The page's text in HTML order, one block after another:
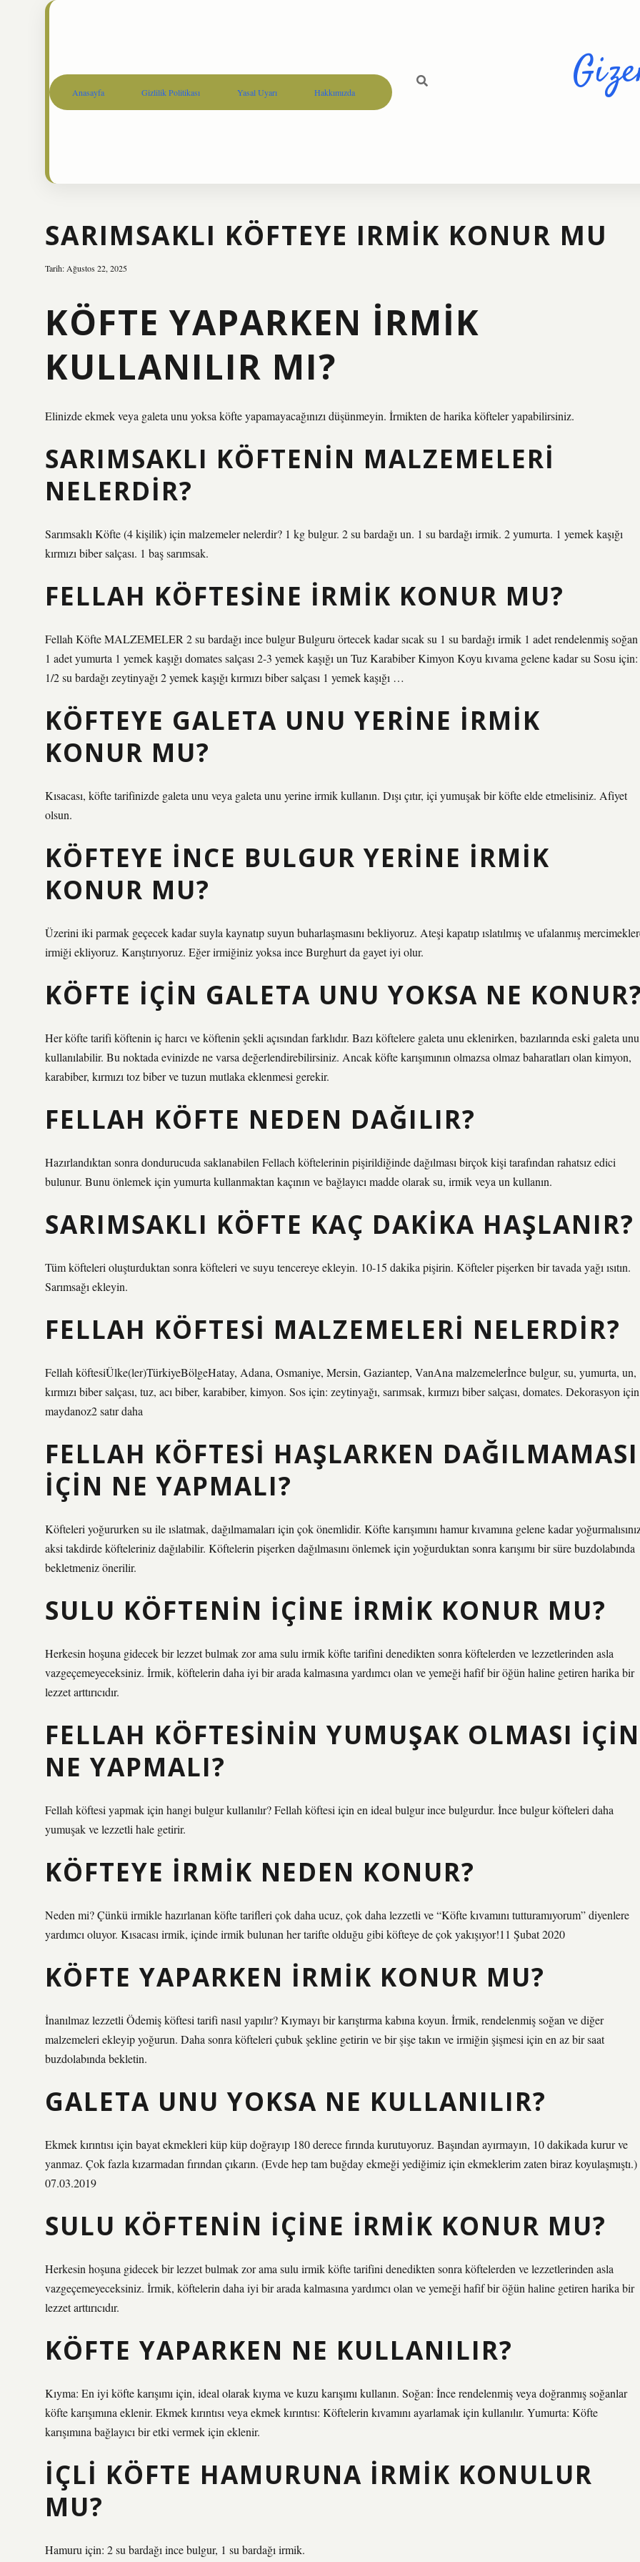
Anasayfa Gizlilik Politikası Yasal Uyarı Hakkımızda
SARIMSAKLI KÖFTEYE IRMIK KONUR MU
Tarih: Ağustos 22, 2025
KÖFTE YAPARKEN IRMIK
KULLANILIR MI?
Elinizde ekmek veya galeta unu yoksa köfte yapamayacağınızı düşünmeyin. İrmikten de harika köfteler yapabilirsiniz.
SARIMSAKLI KÖFTENIN MALZEMELERI
NELERDIR?
Sarımsaklı Köfte (4 kişilik) için malzemeler nelerdir? 1 kg bulgur. 2 su bardağı un. 1 su bardağı irmik. 2 yumurta. 1 yemek kaşığı
kırmızı biber salçası. 1 baş sarımsak.
FELLAH KÖFTESINE IRMIK KONUR MU?
Fellah Köfte MALZEMELER 2 su bardağı ince bulgur Bulguru örtecek kadar sıcak su 1 su bardağı irmik 1 adet rendelenmiş soğan
1 adet yumurta 1 yemek kaşığı domates salçası 2-3 yemek kaşığı un Tuz Karabiber Kimyon Koyu kıvama gelene kadar su Sosu için:
1/2 su bardağı zeytinyağı 2 yemek kaşığı kırmızı biber salçası 1 yemek kaşığı …
KÖFTEYE GALETA UNU YERINE IRMIK
KONUR MU?
Kısacası, köfte tarifinizde galeta unu veya galeta unu yerine irmik kullanın. Dışı çıtır, içi yumuşak bir köfte elde etmelisiniz. Afiyet
olsun.
KÖFTEYE INCE BULGUR YERINE IRMIK
KONUR MU?
Üzerini iki parmak geçecek kadar suyla kaynatıp suyun buharlaşmasını bekliyoruz. Ateşi kapatıp ıslatılmış ve ufalanmış
irmiği ekliyoruz. Karıştırıyoruz. Eğer irmiğiniz yoksa ince Burghurt da gayet iyi olur.
KÖFTE IÇIN GALETA UNU YOKSA NE
Her köfte tarifi köftenin iç harcı ve köftenin şekli açısından farklıdır. Bazı köftelere galeta unu eklenirken, bazılarında eski galeta unu
kullanılabilir. Bu noktada evinizde ne varsa değerlendirebilirsiniz. Ancak köfte karışımının olmazsa olmaz baharatları olan kimyon,
karabiber, kırmızı toz biber ve tuzun mutlaka eklenmesi gerekir.
FELLAH KÖFTE NEDEN DAĞILIR?
Hazırlandıktan sonra dondurucuda saklanabilen Fellach köftelerinin pişirildiğinde dağılması birçok kişi tarafından rahatsız edici
bulunur. Bunu önlemek için yumurta kullanmaktan kaçının ve bağlayıcı madde olarak su, irmik veya un kullanın.
SARIMSAKLI KÖFTE KAÇ DAKIKA HAŞLANIR?
Tüm köfteleri oluşturduktan sonra köfteleri ve suyu tencereye ekleyin. 10-15 dakika pişirin. Köfteler pişerken bir tavada yağı ısıtın.
Sarımsağı ekleyin.
FELLAH KÖFTESI MALZEMELERI NELERDIR?
Fellah köftesiÜlke(ler)TürkiyeBölgeHatay, Adana, Osmaniye, Mersin, Gaziantep, VanAna malzemelerİnce bulgur, su, yumurta, un,
kırmızı biber salçası, tuz, acı biber, karabiber, kimyon. Sos için: zeytinyağı, sarımsak, kırmızı biber salçası, domates. Dekorasyon
maydanoz2 satır daha
FELLAH KÖFTESI HAŞLARKEN DAĞILMAMASI
IÇIN NE YAPMALI?
Köfteleri yoğururken su ile ıslatmak, dağılmamaları için çok önemlidir. Köfte karışımını hamur kıvamına gelene kadar
aksi takdirde köfteleriniz dağılabilir. Köftelerin pişerken dağılmasını önlemek için yoğurduktan sonra karışımı bir süre buzdolabında
bekletmeniz önerilir.
SULU KÖFTENIN IÇINE IRMIK KONUR MU?
Herkesin hoşuna gidecek bir lezzet bulmak zor ama sulu irmik köfte tarifini denedikten sonra köftelerden ve lezzetlerinden asla
vazgeçemeyeceksiniz. İrmik, köftelerin daha iyi bir arada kalmasına yardımcı olan ve yemeği hafif bir öğün haline getiren harika bir
lezzet arttırıcıdır.
FELLAH KÖFTESININ YUMUŞAK OLMASI IÇIN
NE YAPMALI?
Fellah köftesi yapmak için hangi bulgur kullanılır? Fellah köftesi için en ideal bulgur ince bulgurdur. İnce bulgur köfteleri daha
yumuşak ve lezzetli hale getirir.
KÖFTEYE IRMIK NEDEN KONUR?
Neden mi? Çünkü irmikle hazırlanan köfte tarifleri çok daha ucuz, çok daha lezzetli ve “Köfte kıvamını tutturamıyorum” diyenlere
yardımcı oluyor. Kısacası irmik, içinde irmik bulunan her tarifte olduğu gibi köfteye de çok yakışıyor!11 Şubat 2020
KÖFTE YAPARKEN IRMIK KONUR MU?
İnanılmaz lezzetli Ödemiş köftesi tarifi nasıl yapılır? Kıymayı bir karıştırma kabına koyun. İrmik, rendelenmiş soğan ve diğer
malzemeleri ekleyip yoğurun. Daha sonra köfteleri çubuk şekline getirin ve bir şişe takın ve irmiğin şişmesi için en az bir saat
buzdolabında bekletin.
GALETA UNU YOKSA NE KULLANILIR?
Ekmek kırıntısı için bayat ekmekleri küp küp doğrayıp 180 derece fırında kurutuyoruz. Başından ayırmayın, 10 dakikada kurur ve
yanmaz. Çok fazla kızarmadan fırından çıkarın. (Evde hep tam buğday ekmeği yediğimiz için ekmeklerim zaten biraz koyulaşmıştı.)
07.03.2019
SULU KÖFTENIN IÇINE IRMIK KONUR MU?
Herkesin hoşuna gidecek bir lezzet bulmak zor ama sulu irmik köfte tarifini denedikten sonra köftelerden ve lezzetlerinden asla
vazgeçemeyeceksiniz. İrmik, köftelerin daha iyi bir arada kalmasına yardımcı olan ve yemeği hafif bir öğün haline getiren harika bir
lezzet arttırıcıdır.
KÖFTE YAPARKEN NE KULLANILIR?
Kıyma: En iyi köfte karışımı için, ideal olarak kıyma ve kuzu karışımı kullanın. Soğan: İnce rendelenmiş veya doğranmış soğanlar
köfte karışımına eklenir. Ekmek kırıntısı veya ekmek kırıntısı: Köftelerin kıvamını ayarlamak için kullanılır. Yumurta: Köfte
karışımına bağlayıcı bir etki vermek için eklenir.
İÇLI KÖFTE HAMURUNA IRMIK KONULUR
MU?
Hamuru için: 2 su bardağı ince bulgur, 1 su bardağı irmik.